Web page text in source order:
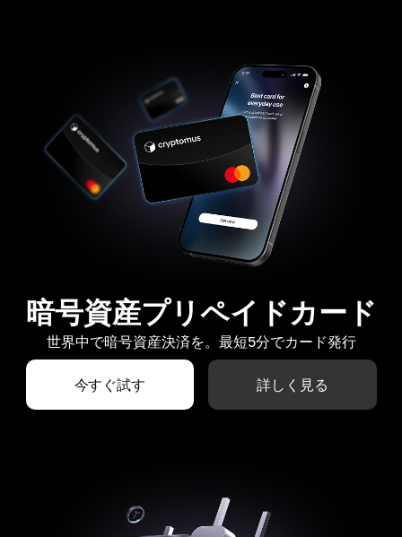
暗号資産プリペイドカード
世界中で暗号資産決済を。最短5分でカード発行
今すぐ試す 詳しく見る